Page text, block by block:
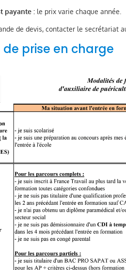
payante : le prix varie chaque année.
de devis, contacter le secrétariat
prise en charge